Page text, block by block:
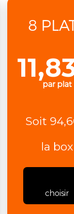
8
par plat
Soit
la box
choisir